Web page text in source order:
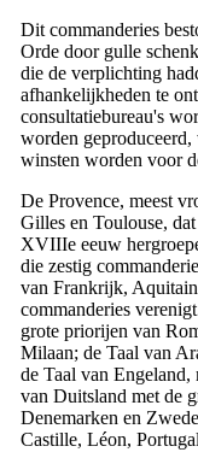
Dit commanderies
Orde door gulle
die de verplichting
afhankelijkheden te
consultatiebureau's
worden
winsten worden voor
De Provence, meest
Gilles en Toulouse,
XVIIIe eeuw
die zestig
van Frankrijk,
commanderies
grote priorijen van
Milaan; de Taal van
de Taal van
van Duitsland met de
Denemarken en
Castille, Léon,